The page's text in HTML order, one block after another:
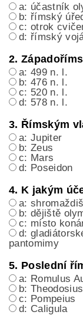
a: účastník
b: římský
c: otrok
d: římský
2.
a: 499 n. l.
b: 476 n. l.
c: 520 n. l.
d: 578 n. l.
3. Římským
a: Jupiter
b: Zeus
c: Mars
d: Poseidon
4. K jakým
a:
b: dějiště
c: místo
d:
pantomimy
5. Poslední
a: Romulus
b: Theodosius
c: Pompeius
d: Caligula